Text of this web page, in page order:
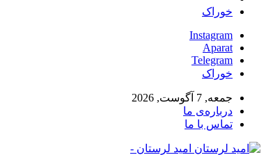
خوراک
Instagram
Aparat
Telegram
خوراک
جمعه, 7 آگوست, 2026
درباره‌ی ما
تماس با ما
امید لرستان -